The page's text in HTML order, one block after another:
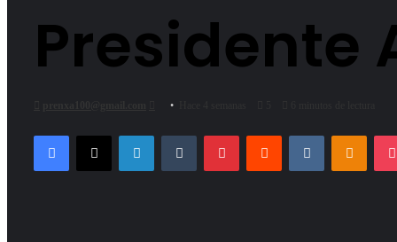
Presidente
Send
Facebook
X LinkedInTumblrPinterestReddit VKontakte